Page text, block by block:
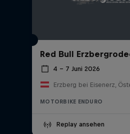
Red Bull
4 – 7 Juni 2026
Erzberg bei Eisenerz,
MOTORBIKE ENDURO
Replay ansehen